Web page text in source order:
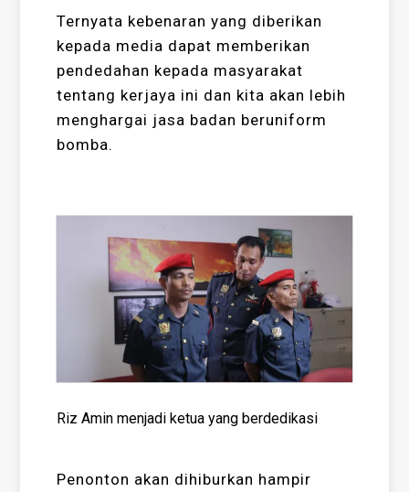
Ternyata kebenaran yang diberikan
kepada media dapat memberikan
pendedahan kepada masyarakat
tentang kerjaya ini dan kita akan lebih
menghargai jasa badan beruniform
bomba.
Riz Amin menjadi ketua yang berdedikasi
Penonton akan dihiburkan hampir